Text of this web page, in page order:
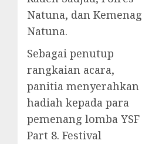
Natuna, dan Kemenag
Natuna.
Sebagai penutup
rangkaian acara,
panitia menyerahkan
hadiah kepada para
pemenang lomba YSF
Part 8. Festival